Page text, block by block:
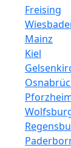
Freising
Mainz
Kiel